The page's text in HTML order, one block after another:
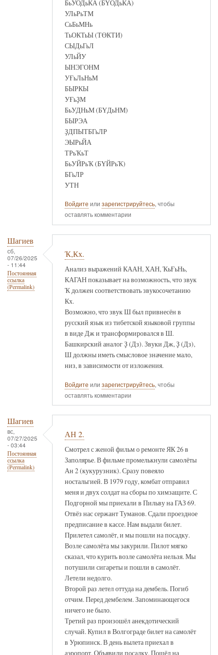
БьУОДьКА (БҮОДьКА)
УЛьРьТМ
СьБьМНь
ТьОКТьЫ (ТӨКТИ)
СЫДьГьЛ
УЛьЙУ
ЫНЭГОНМ
УҒьЛьНьМ
БЫРКЫ
УҒьҘМ
БьУДНьМ (БҮДьНМ)
БЫРЭА
ҘДПЫТБГьЛР
ЭЫРьЙА
ТРьҠьТ
БьУЙРьҠ (БҮЙРьҠ)
БГьЛР
УТН
Войдите или зарегистрируйтесь, чтобы
оставлять комментарии
Шагиев
сб,
07/26/2025
- 11:44
Постоянная
ссылка
(Permalink)
Ҡ,Кх.
Анализ выражений КААН, ХАН, ҠьҒьНь,
КАГАН показывает на возможность, что звук
Ҡ должен соответствовать звукосочетанию
Кх.
Возможно, что звук Ш был привнесён в
русский язык из тибетской языковой группы
в виде Дж и трансформировался в Ш.
Башкирский аналог Ҙ (Дз). Звуки Дж, Ҙ (Дз),
Ш должны иметь смысловое значение мало,
низ, в зависимости от изложения.
Войдите или зарегистрируйтесь, чтобы
оставлять комментарии
Шагиев
вс,
07/27/2025
- 03:44
Постоянная
ссылка
(Permalink)
АН 2.
Смотрел с женой фильм о ремонте ЯК 26 в
Заполярье. В фильме промелькнули самолёты
Ан 2 (кукурузник). Сразу повеяло
ностальгией. В 1979 году, комбат отправил
меня и двух солдат на сборы по химзащите. С
Подгорной мы приехали в Пильву на ГАЗ 69.
Отвёз нас сержант Туманов. Сдали проездное
предписание в кассе. Нам выдали билет.
Прилетел самолёт, и мы пошли на посадку.
Возле самолёта мы закурили. Пилот мягко
сказал, что курить возле самолёта нельзя. Мы
потушили сигареты и пошли в самолёт.
Летели недолго.
Второй раз летел оттуда на дембель. Погиб
отчим. Перед дембелем. Запоминающегося
ничего не было.
Третий раз произошёл анекдотический
случай. Купил в Волгограде билет на самолёт
в Урюпинск. В день вылета приехал в
аэропорт. Объявили посадку. Пошёл на